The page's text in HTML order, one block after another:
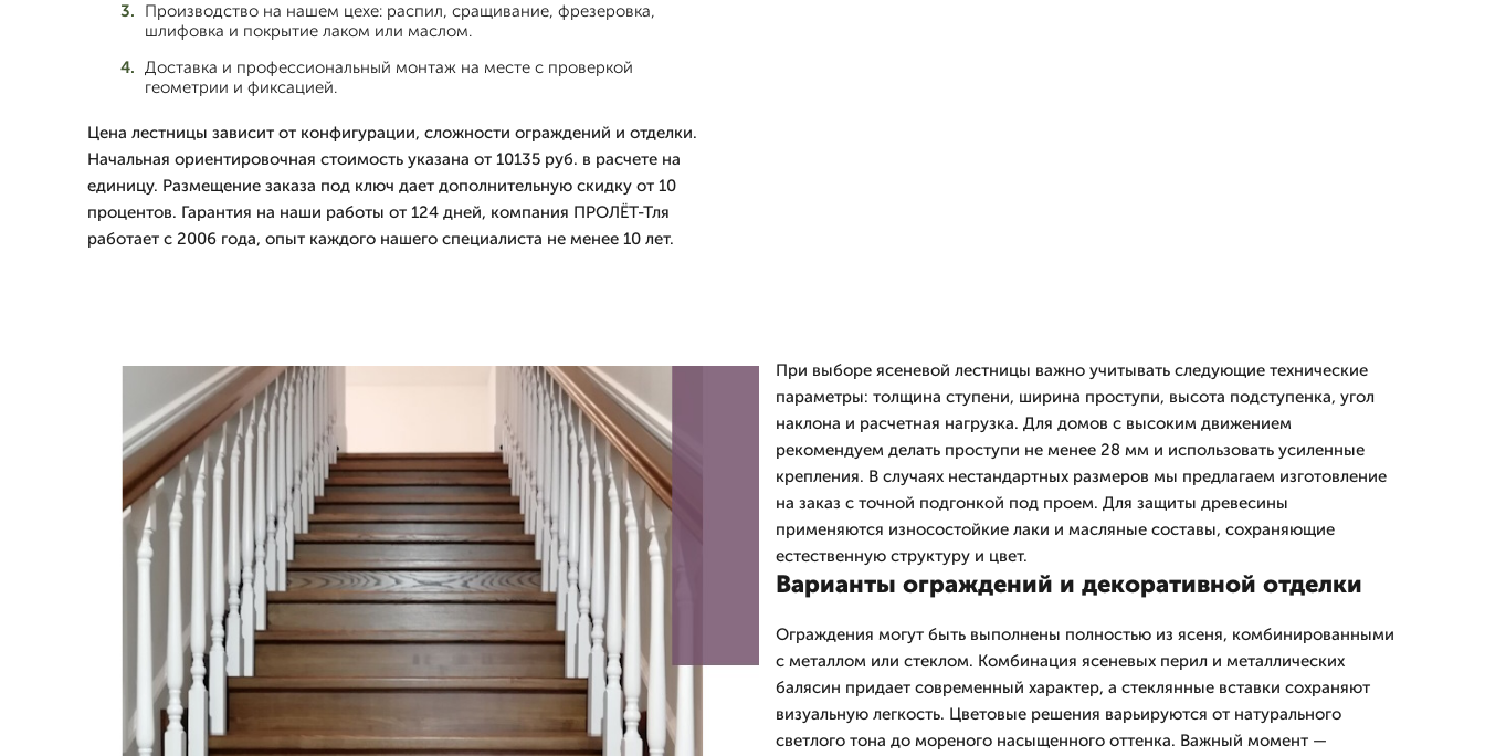
Производство на нашем цехе: распил, сращивание, фрезеровка,
шлифовка и покрытие лаком или маслом.
Доставка и профессиональный монтаж на месте с проверкой
геометрии и фиксацией.
Цена лестницы зависит от конфигурации, сложности ограждений и отделки.
Начальная ориентировочная стоимость указана от 10135 руб. в расчете на
единицу. Размещение заказа под ключ дает дополнительную скидку от 10
процентов. Гарантия на наши работы от 124 дней, компания ПРОЛЁТ-Тля
работает с 2006 года, опыт каждого нашего специалиста не менее 10 лет.
При выборе ясеневой лестницы важно учитывать следующие технические
параметры: толщина ступени, ширина проступи, высота подступенка, угол
наклона и расчетная нагрузка. Для домов с высоким движением
рекомендуем делать проступи не менее 28 мм и использовать усиленные
крепления. В случаях нестандартных размеров мы предлагаем изготовление
на заказ с точной подгонкой под проем. Для защиты древесины
применяются износостойкие лаки и масляные составы, сохраняющие
естественную структуру и цвет.
Варианты ограждений и декоративной отделки
Ограждения могут быть выполнены полностью из ясеня, комбинированными
с металлом или стеклом. Комбинация ясеневых перил и металлических
балясин придает современный характер, а стеклянные вставки сохраняют
визуальную легкость. Цветовые решения варьируются от натурального
светлого тона до мореного насыщенного оттенка. Важный момент —